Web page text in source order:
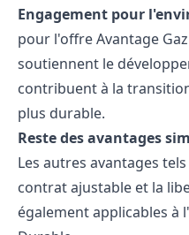
Engagement pour
pour l'offre Avantage
soutiennent le
contribuent à la
plus durable.
Reste des avantages
Les autres avantages
contrat ajustable et la
également applicables à